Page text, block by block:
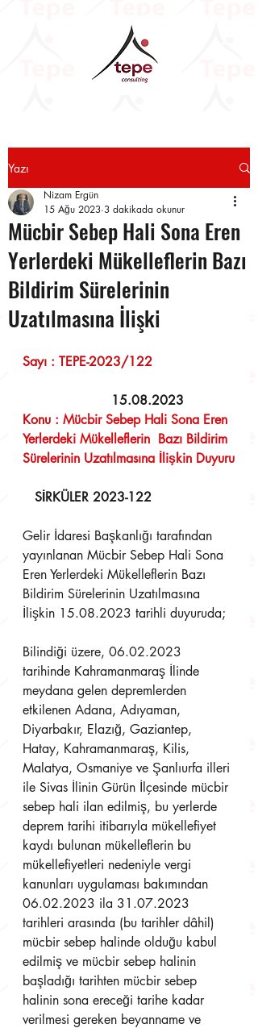
Yazı
Mücbir Sebep Hali Sona Eren
Yerlerdeki Mükelleflerin Bazı
Bildirim Sürelerinin
Uzatılmasına İlişki
Nizam Ergün
15 Ağu 2023 3 dakikada okunur
Sayı : TEPE-2023/122
  15.08.2023
Konu : Mücbir Sebep Hali Sona Eren
Yerlerdeki Mükelleflerin  Bazı Bildirim
Sürelerinin Uzatılmasına İlişkin Duyuru
SİRKÜLER 2023-122
Gelir İdaresi Başkanlığı tarafından
yayınlanan Mücbir Sebep Hali Sona
Eren Yerlerdeki Mükelleflerin Bazı
Bildirim Sürelerinin Uzatılmasına
İlişkin 15.08.2023 tarihli duyuruda;
Bilindiği üzere, 06.02.2023
tarihinde Kahramanmaraş İlinde
meydana gelen depremlerden
etkilenen Adana, Adıyaman,
Diyarbakır, Elazığ, Gaziantep,
Hatay, Kahramanmaraş, Kilis,
Malatya, Osmaniye ve Şanlıurfa illeri
ile Sivas İlinin Gürün İlçesinde mücbir
sebep hali ilan edilmiş, bu yerlerde
deprem tarihi itibarıyla mükellefiyet
kaydı bulunan mükelleflerin bu
mükellefiyetleri nedeniyle vergi
kanunları uygulaması bakımından
06.02.2023 ila 31.07.2023
tarihleri arasında (bu tarihler dâhil)
mücbir sebep halinde olduğu kabul
edilmiş ve mücbir sebep halinin
başladığı tarihten mücbir sebep
halinin sona ereceği tarihe kadar
verilmesi gereken beyanname ve